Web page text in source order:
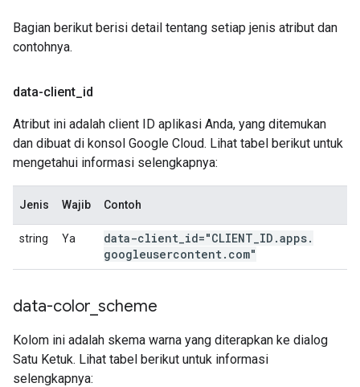
Bagian berikut berisi detail tentang setiap jenis atribut dan
contohnya.
data-client id
Atribut ini adalah client ID aplikasi Anda, yang ditemukan
dan dibuat di konsol Google Cloud. Lihat tabel berikut untuk
mengetahui informasi selengkapnya:
Jenis Wajib Contoh
string Ya data-client id="CLIENT ID .apps.
googleusercontent. com"
data-color scheme
Kolom ini adalah skema warna yang diterapkan ke dialog
Satu Ketuk. Lihat tabel berikut untuk informasi
selengkapnya: